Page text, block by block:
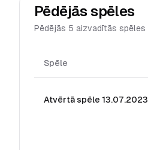
Pēdējās spēles
Pēdējās 5 aizvadītās spēles
Spēle
Atvērtā spēle 13.07.2023